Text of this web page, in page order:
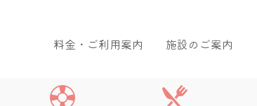
料金・ご利用案内 施設のご案内